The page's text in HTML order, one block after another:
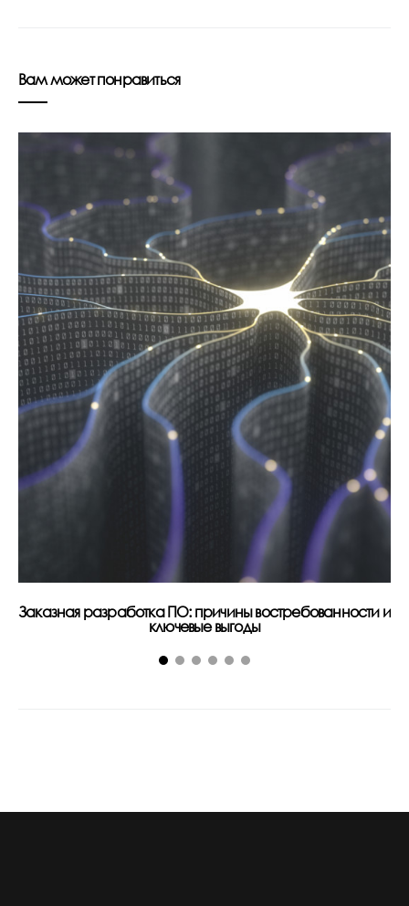
Вам может понравиться
Заказная разработка ПО: причины востребованности и
ключевые выгоды